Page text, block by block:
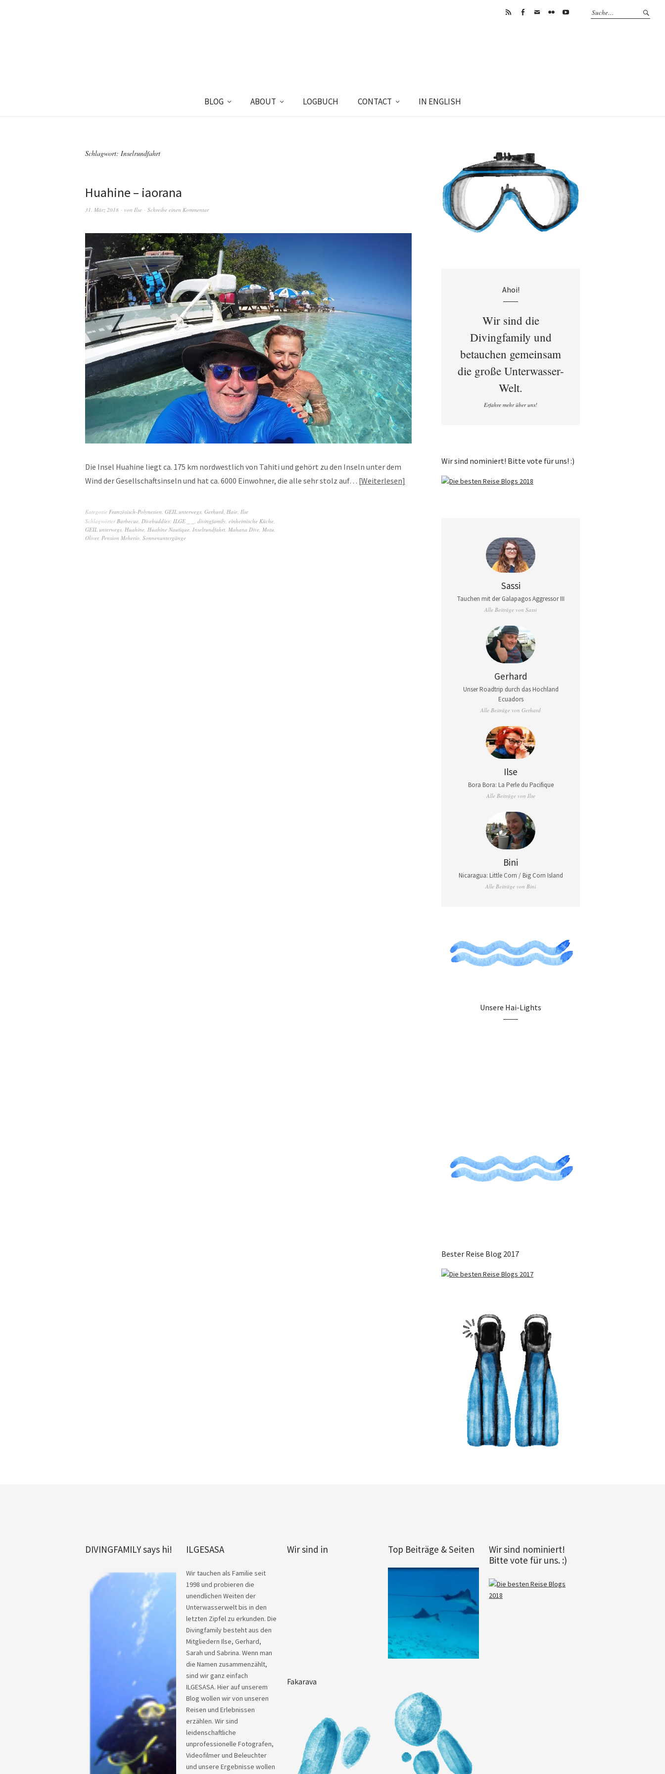
BLOG ABOUT LOGBUCH CONTACT IN ENGLISH
Schlagwort: Inselrundfahrt
Huahine – iaorana
31. März 2018 von Ilse Schreibe einen Kommentar
Die Insel Huahine liegt ca. 175 km nordwestlich von Tahiti und gehört zu den Inseln unter dem
Wind der Gesellschaftsinseln und hat ca. 6000 Einwohner, die alle sehr stolz auf… Weiterlesen
Kategorie Französisch-Polynesien GEIL unterwegs Gerhard Haie Ilse
Schlagwörter Barbecue Divebuddies: ILGE _ _ divingfamily einheimische Küche
GEIL unterwegs Huahine Huahine Nautique Inselrundfahrt Mahana Dive Motu
Oliver, Pension Meherio Sonnenuntergänge
Ahoi!
Wir sind die
Divingfamily und
betauchen gemeinsam
die große Unterwasser-
Welt.
Erfahre mehr über uns!
Wir sind nominiert! Bitte vote für uns! :)
Sassi
Tauchen mit der Galapagos Aggressor III
Alle Beiträge von Sassi
Gerhard
Unser Roadtrip durch das Hochland
Ecuadors
Alle Beiträge von Gerhard
Ilse
Bora Bora: La Perle du Pacifique
Alle Beiträge von Ilse
Bini
Nicaragua: Little Corn / Big Corn Island
Alle Beiträge von Bini
Unsere Hai-Lights
Bester Reise Blog 2017
DIVINGFAMILY says hi! ILGESASA
Wir tauchen als Familie seit
1998 und probieren die
unendlichen Weiten der
Unterwasserwelt bis in den
letzten Zipfel zu erkunden. Die
Divingfamily besteht aus den
Mitgliedern Ilse, Gerhard,
Sarah und Sabrina. Wenn man
die Namen zusammenzählt,
sind wir ganz einfach
ILGESASA. Hier auf unserem
Blog wollen wir von unseren
Reisen und Erlebnissen
erzählen. Wir sind
leidenschaftliche
unprofessionelle Fotografen,
Videofilmer und Beleuchter
und unsere Ergebnisse wollen
Wir sind in
Fakarava
Top Beiträge & Seiten
Wir sind nominiert!
Bitte vote für uns. :)